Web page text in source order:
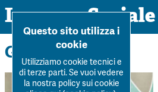
Impresa Sociale
Home Luigi Croce
Gli autori
Questo sito utilizza i
cookie
Utilizziamo cookie tecnici e
di terze parti. Se vuoi vedere
la nostra policy sui cookie